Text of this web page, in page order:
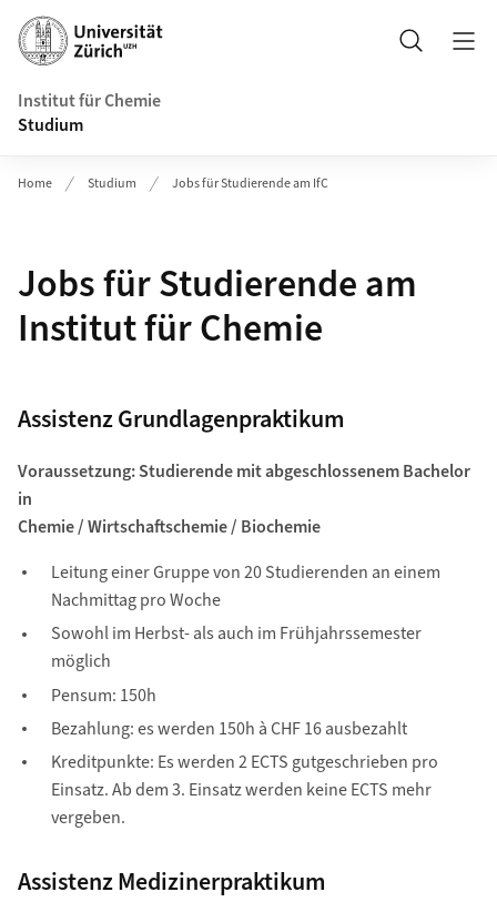
Header
Suche
Institut für Chemie
Studium
Home Studium Jobs für Studierende am IfC
Jobs für Studierende am
Institut für Chemie
Assistenz Grundlagenpraktikum
Voraussetzung: Studierende mit abgeschlossenem Bachelor
in
Chemie / Wirtschaftschemie / Biochemie
Leitung einer Gruppe von 20 Studierenden an einem
Nachmittag pro Woche
Sowohl im Herbst- als auch im Frühjahrssemester
möglich
Pensum: 150h
Bezahlung: es werden 150h à CHF 16 ausbezahlt
Kreditpunkte: Es werden 2 ECTS gutgeschrieben pro
Einsatz. Ab dem 3. Einsatz werden keine ECTS mehr
vergeben.
Assistenz Medizinerpraktikum